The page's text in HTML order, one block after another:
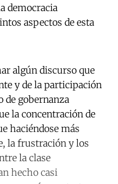
democracia
aspectos de esta
algún discurso que
y de la participación
de gobernanza
la concentración de
haciéndose más
la frustración y los
la clase
hecho casi